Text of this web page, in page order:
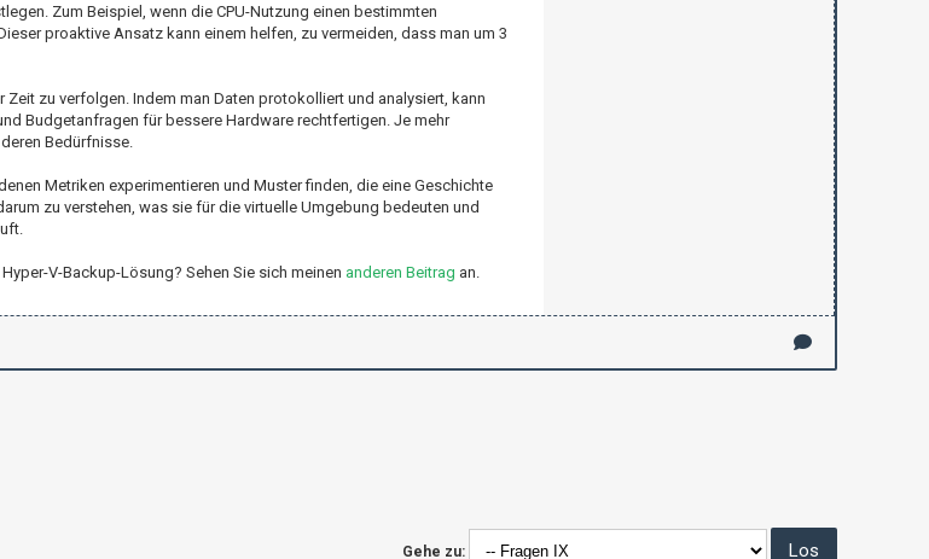
Zum Beispiel, wenn die CPU-Nutzung einen bestimmten
proaktive Ansatz kann einem helfen, zu vermeiden, dass man um 3
zu verfolgen. Indem man Daten protokolliert und analysiert, kann
Budgetanfragen für bessere Hardware rechtfertigen. Je mehr
Bedürfnisse.
Metriken experimentieren und Muster finden, die eine Geschichte
zu verstehen, was sie für die virtuelle Umgebung bedeuten und
V-Backup-Lösung? Sehen Sie sich meinen anderen Beitrag an.
Gehe zu: